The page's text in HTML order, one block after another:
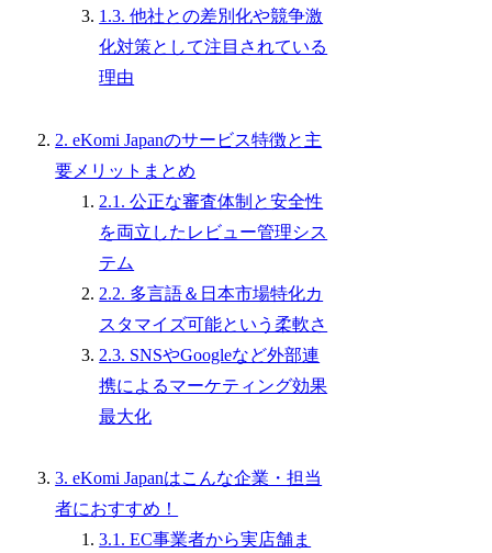
1.3. 他社との差別化や競争激
化対策として注目されている
理由
2. eKomi Japanのサービス特徴と主
要メリットまとめ
2.1. 公正な審査体制と安全性
を両立したレビュー管理シス
テム
2.2. 多言語＆日本市場特化カ
スタマイズ可能という柔軟さ
2.3. SNSやGoogleなど外部連
携によるマーケティング効果
最大化
3. eKomi Japanはこんな企業・担当
者におすすめ！
3.1. EC事業者から実店舗ま